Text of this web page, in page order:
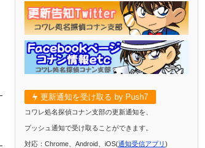
更新通知を受け取る by Push7
コワレ処名探偵コナン支部の更新通知を、
プッシュ通知で受け取ることができます。
対応：Chrome、Android、iOS(通知受信アプリ )